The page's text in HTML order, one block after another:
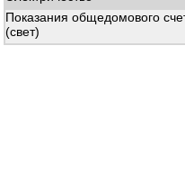
Показания общедомового
(свет)